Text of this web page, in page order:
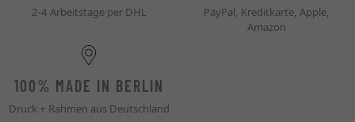
2-4 Arbeitstage per DHL
PayPal, Kreditkarte, Apple,
Amazon
100% MADE IN BERLIN
Druck + Rahmen aus Deutschland